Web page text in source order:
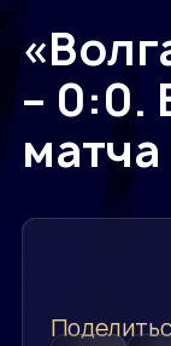
– 0:0.
матча